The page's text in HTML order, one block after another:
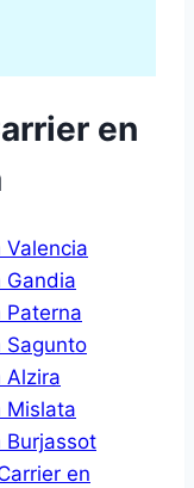
en
Valencia
Gandia
Paterna
Sagunto
Alzira
Mislata
Burjassot
en